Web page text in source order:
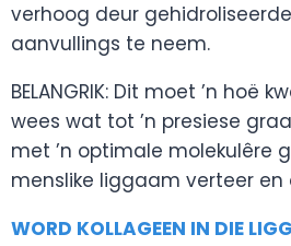
verhoog deur
aanvullings te neem.
BELANGRIK: Dit moet ’n hoë
wees wat tot ’n presiese
met ’n optimale molekulêre
menslike liggaam verteer
WORD KOLLAGEEN IN DIE